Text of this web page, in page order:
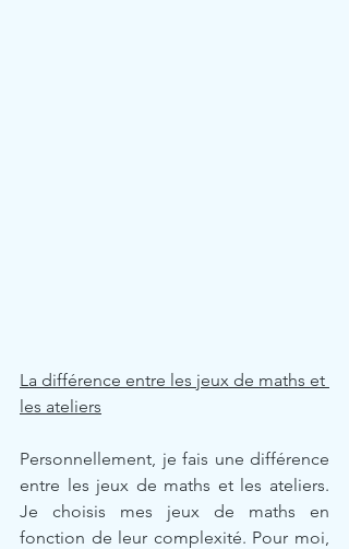
La différence entre les jeux de maths et
les ateliers
Personnellement, je fais une différence
entre les jeux de maths et les ateliers.
Je choisis mes jeux de maths en
fonction de leur complexité. Pour moi,